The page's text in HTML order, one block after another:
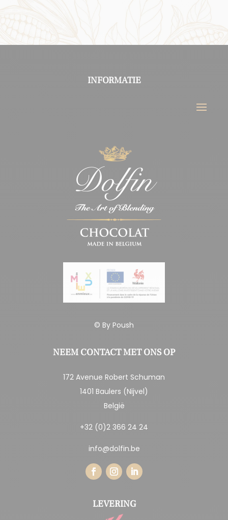
INFORMATIE
© By Poush
NEEM CONTACT MET ONS OP
172 Avenue Robert Schuman
1401 Baulers (Nijvel)
België
+32 (0)2 366 24 24
info@dolfin.be
LEVERING